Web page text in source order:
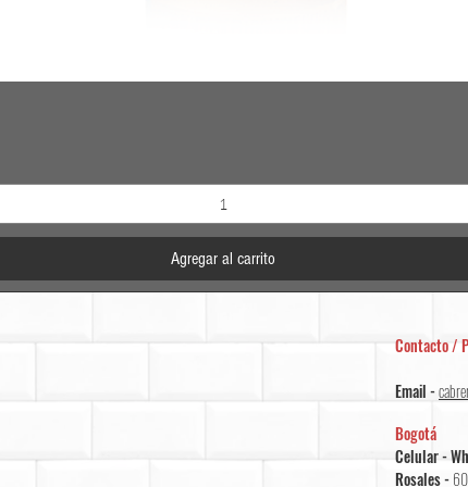
Agregar al carrito
Contacto /
Email -
Bogotá
Celular -
Rosales -